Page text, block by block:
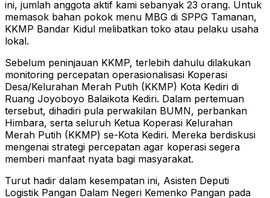
ini, jumlah anggota aktif kami sebanyak 23 orang. Untuk
memasok bahan pokok menu MBG di SPPG Tamanan,
KKMP Bandar Kidul melibatkan toko atau pelaku usaha
lokal.
Sebelum peninjauan KKMP, terlebih dahulu dilakukan
monitoring percepatan operasionalisasi Koperasi
Desa/Kelurahan Merah Putih (KKMP) Kota Kediri di
Ruang Joyoboyo Balaikota Kediri. Dalam pertemuan
tersebut, dihadiri pula perwakilan BUMN, perbankan
Himbara, serta seluruh Ketua Koperasi Kelurahan
Merah Putih (KKMP) se-Kota Kediri. Mereka berdiskusi
mengenai strategi percepatan agar koperasi segera
memberi manfaat nyata bagi masyarakat.
Turut hadir dalam kesempatan ini, Asisten Deputi
Logistik Pangan Dalam Negeri Kemenko Pangan pada